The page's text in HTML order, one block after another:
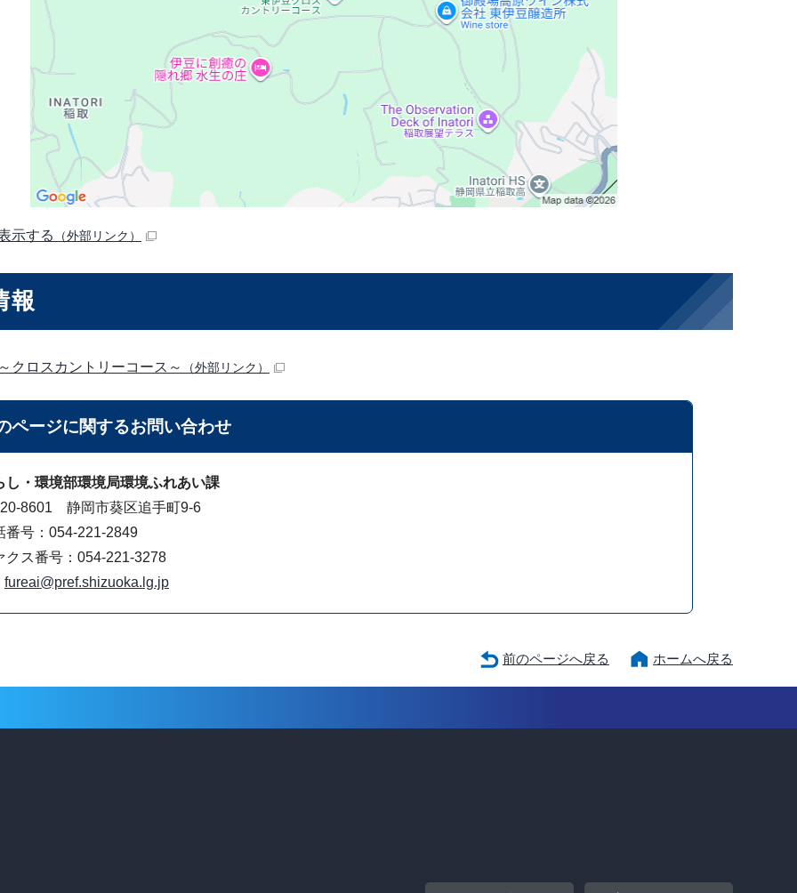
示する （外部リンク）
報
クロスカントリーコース～ （外部リンク）
ページに関するお問い合わせ
し・環境部環境局環境ふれあい課
8601 静岡市葵区追手町9-6
番号：054-221-2849
クス番号：054-221-3278
fureai@pref.shizuoka.lg.jp
前のページへ戻る ホームへ戻る